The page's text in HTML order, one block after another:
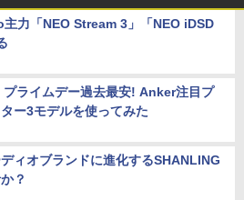
力「NEO Stream 3」「NEO iDSD
ライムデー過去最安! Anker注目プ
ー3モデルを使ってみた
ィオブランドに進化するSHANLING
？